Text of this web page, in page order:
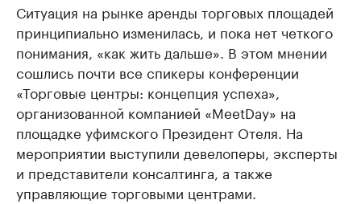
Ситуация на рынке аренды торговых площадей
принципиально изменилась, и пока нет четкого
понимания, «как жить дальше». В этом мнении
сошлись почти все спикеры конференции
«Торговые центры: концепция успеха»,
организованной компанией «MeetDay» на
площадке уфимского Президент Отеля. На
мероприятии выступили девелоперы, эксперты
и представители консалтинга, а также
управляющие торговыми центрами.